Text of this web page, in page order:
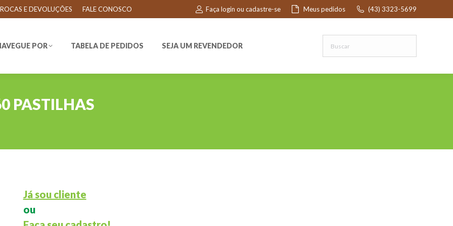
E DEVOLUÇÕES FALE CONOSCO Faça login ou cadastre-se Meus pedidos (43) 3323-5699
POR TABELA DE PEDIDOS SEJA UM REVENDEDOR
PASTILHAS
Já sou cliente
ou
POR TABELA DE PEDIDOS SEJA UM REVENDEDOR